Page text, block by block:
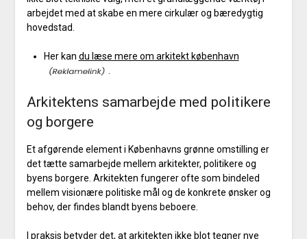
arbejdet med at skabe en mere cirkulær og bæredygtig
hovedstad.
Her kan du læse mere om arkitekt københavn
Arkitektens samarbejde med politikere
og borgere
Et afgørende element i Københavns grønne omstilling er
det tætte samarbejde mellem arkitekter, politikere og
byens borgere. Arkitekten fungerer ofte som bindeled
mellem visionære politiske mål og de konkrete ønsker og
behov, der findes blandt byens beboere.
I praksis betyder det, at arkitekten ikke blot tegner nye